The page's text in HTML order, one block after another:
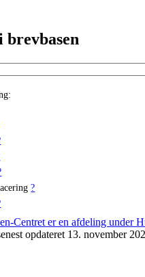
brevbasen
?
opdateret 13. november